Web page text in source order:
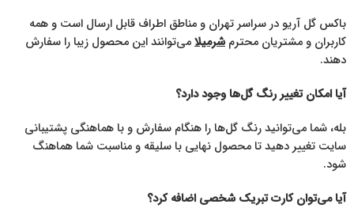
باکس گل آریو در سراسر تهران و مناطق اطراف قابل ارسال است و همه
کاربران و مشتریان محترم شرمیلامی‌توانند این محصول زیبا را سفارش
دهند.
آیا امکان تغییر رنگ گل‌ها وجود دارد؟
بله، شما می‌توانید رنگ گل‌ها را هنگام سفارش و با هماهنگی پشتیبانی
سایت تغییر دهید تا محصول نهایی با سلیقه و مناسبت شما هماهنگ
شود.
آیا می‌توان کارت تبریک شخصی اضافه کرد؟